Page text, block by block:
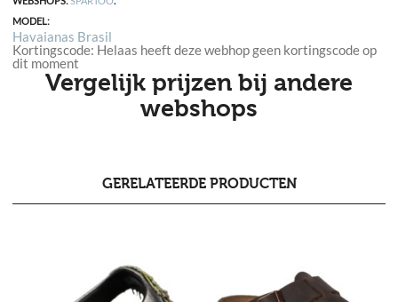
MODEL:
Havaianas Brasil
Kortingscode: Helaas heeft deze webhop geen kortingscode op
dit moment
Vergelijk prijzen bij andere
webshops
GERELATEERDE PRODUCTEN